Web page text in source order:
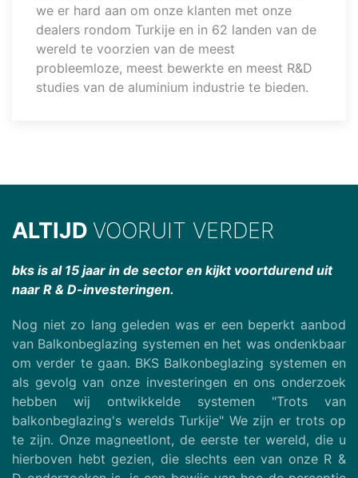
we er hard aan om onze klanten met onze
dealers rondom Turkije en in 62 landen van de
wereld te voorzien van de meest
probleemloze, meest bewerkte en meest R&D
studies van de aluminium industrie te bieden.
ALTIJD VOORUIT VERDER
bks is al 15 jaar in de sector en kijkt voortdurend uit
naar R & D-investeringen.
Nog niet zo lang geleden was er een beperkt aanbod
van Balkonbeglazing systemen en het was ondenkbaar
om verder te gaan. BKS Balkonbeglazing systemen en
als gevolg van onze investeringen en ons onderzoek
hebben wij ontwikkelde systemen "Trots van
balkonbeglazing's werelds Turkije" We zijn er trots op
te zijn. Onze magneetlont, de eerste ter wereld, die u
hierboven hebt gezien, die slechts een van onze R &